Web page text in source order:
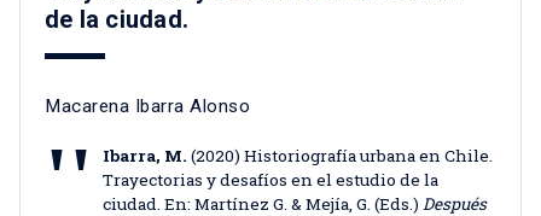
de la ciudad.
Macarena Ibarra Alonso
Ibarra, M. (2020) Historiografía urbana en Chile.
Trayectorias y desafíos en el estudio de la
ciudad. En: Martínez G. & Mejía, G. (Eds.) Después